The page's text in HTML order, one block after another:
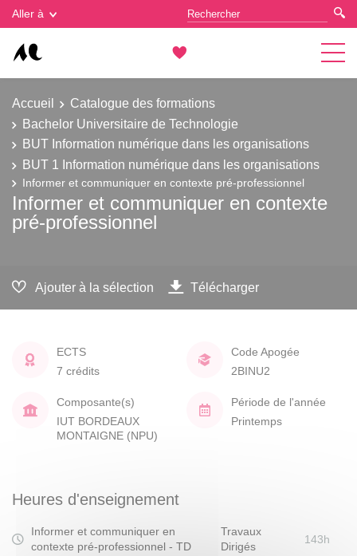
Aller à
Accueil
Catalogue des formations
Bachelor Universitaire de Technologie
BUT Information numérique dans les organisations
BUT 1 Information numérique dans les organisations
Informer et communiquer en contexte pré-professionnel
Informer et communiquer en contexte
pré-professionnel
Ajouter à la sélection Télécharger
ECTS
7 crédits
Code Apogée
2BINU2
Composante(s)
IUT BORDEAUX
MONTAIGNE (NPU)
Période de l'année
Printemps
Heures d'enseignement
Informer et communiquer en
contexte pré-professionnel - TD
Travaux
Dirigés
143h
Gestion des cookies